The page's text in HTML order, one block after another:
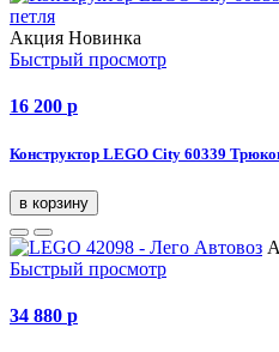
Акция Новинка
Быстрый просмотр
16 200 p
Конструктор LEGO City 60339
в корзину
Быстрый просмотр
34 880 p